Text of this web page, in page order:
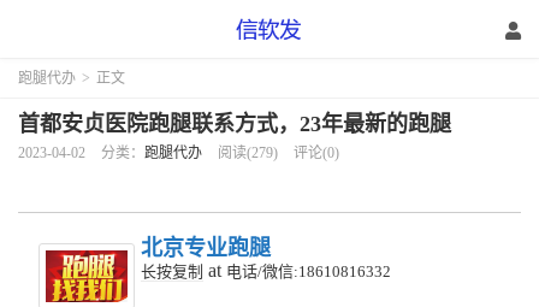
跑腿代办 > 正文
首都安贞医院跑腿联系方式，23年最新的跑腿
2023-04-02 分类： 跑腿代办 阅读(279) 评论(0)
北京专业跑腿
长按复制 at 电话/微信:18610816332